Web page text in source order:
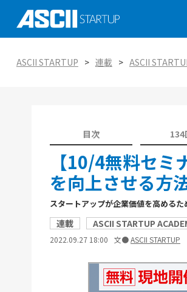
ASCII
ViennaUP、オ
タートアップフ
社会実装に向け
オープンイノベ
ASCII STARTUP 連載 ASCII
目次 134
【10/4無料セ
を向上させる方
スタートアップが企業価値を高める
連載 ASCII STARTUP
2022.09.27 18:00 文●ASCII STARTUP